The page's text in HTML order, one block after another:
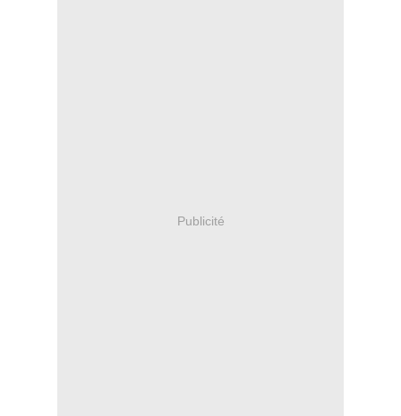
Publicité